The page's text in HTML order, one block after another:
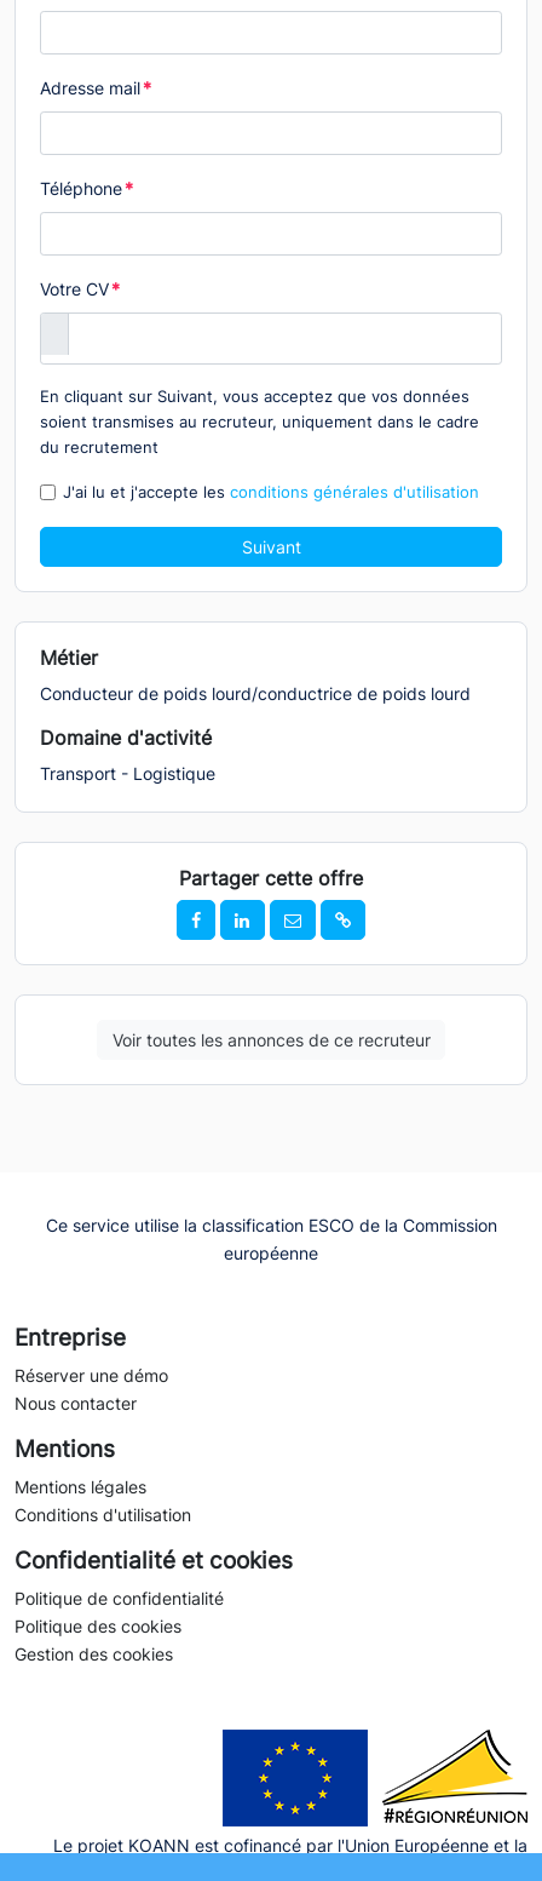
Adresse mail*
Téléphone*
Votre CV*
En cliquant sur Suivant, vous acceptez que vos données
soient transmises au recruteur, uniquement dans le cadre
du recrutement
J'ai lu et j'accepte lesconditions générales d'utilisation
Suivant
Métier
Conducteur de poids lourd/conductrice de poids lourd
Domaine d'activité
Transport - Logistique
Partager cette offre
Voir toutes les annonces de ce recruteur
Ce service utilise la classification ESCO de la Commission
européenne
Entreprise
Réserver une démo
Nous contacter
Mentions
Mentions légales
Conditions d'utilisation
Confidentialité et cookies
Politique de confidentialité
Politique des cookies
Gestion des cookies
Le projet KOANN est cofinancé par l'Union Européenne et la